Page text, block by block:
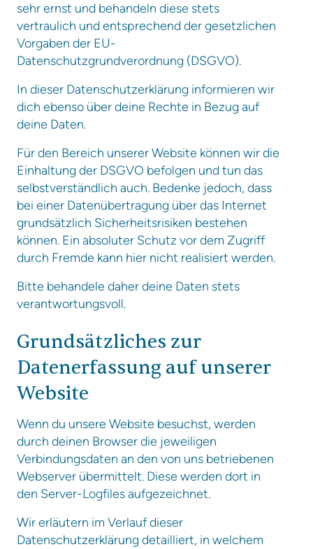
sehr ernst und behandeln diese stets
vertraulich und entsprechend der gesetzlichen
Vorgaben der EU-
Datenschutzgrundverordnung (DSGVO).
In dieser Datenschutzerklärung informieren wir
dich ebenso über deine Rechte in Bezug auf
deine Daten.
Für den Bereich unserer Website können wir die
Einhaltung der DSGVO befolgen und tun das
selbstverständlich auch. Bedenke jedoch, dass
bei einer Datenübertragung über das Internet
grundsätzlich Sicherheitsrisiken bestehen
können. Ein absoluter Schutz vor dem Zugriff
durch Fremde kann hier nicht realisiert werden.
Bitte behandele daher deine Daten stets
verantwortungsvoll.
Grundsätzliches zur
Datenerfassung auf unserer
Website
Wenn du unsere Website besuchst, werden
durch deinen Browser die jeweiligen
Verbindungsdaten an den von uns betriebenen
Webserver übermittelt. Diese werden dort in
den Server-Logfiles aufgezeichnet.
Wir erläutern im Verlauf dieser
Datenschutzerklärung detailliert, in welchem